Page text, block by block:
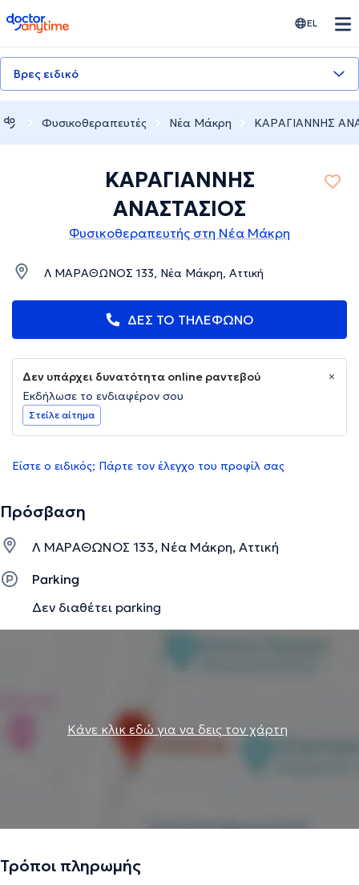
doctoranytime EL
Βρες ειδικό
Φυσικοθεραπευτές Νέα Μάκρη ΚΑΡΑΓΙΑΝΝΗΣ
ΚΑΡΑΓΙΑΝΝΗΣ
ΑΝΑΣΤΑΣΙΟΣ
Φυσικοθεραπευτής στη Νέα Μάκρη
Λ ΜΑΡΑΘΩΝΟΣ 133, Νέα Μάκρη, Αττική
ΔΕΣ ΤΟ ΤΗΛΕΦΩΝΟ
Δεν υπάρχει δυνατότητα online ραντεβού
Εκδήλωσε το ενδιαφέρον σου
Στείλε αίτημα
Είστε ο ειδικός; Πάρτε τον έλεγχο του προφίλ σας
Πρόσβαση
Λ ΜΑΡΑΘΩΝΟΣ 133, Νέα Μάκρη, Αττική
Parking
Δεν διαθέτει parking
Κάνε κλικ εδώ για να δεις τον χάρτη
Τρόποι πληρωμής